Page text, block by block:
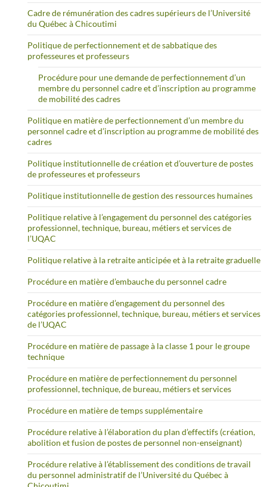
Cadre de rémunération des cadres supérieurs de l’Université
du Québec à Chicoutimi
Politique de perfectionnement et de sabbatique des
professeures et professeurs
Procédure pour une demande de perfectionnement d’un
membre du personnel cadre et d’inscription au programme
de mobilité des cadres
Politique en matière de perfectionnement d’un membre du
personnel cadre et d’inscription au programme de mobilité des
cadres
Politique institutionnelle de création et d’ouverture de postes
de professeures et professeurs
Politique institutionnelle de gestion des ressources humaines
Politique relative à l’engagement du personnel des catégories
professionnel, technique, bureau, métiers et services de
l’UQAC
Politique relative à la retraite anticipée et à la retraite graduelle
Procédure en matière d’embauche du personnel cadre
Procédure en matière d’engagement du personnel des
catégories professionnel, technique, bureau, métiers et services
de l’UQAC
Procédure en matière de passage à la classe 1 pour le groupe
technique
Procédure en matière de perfectionnement du personnel
professionnel, technique, de bureau, métiers et services
Procédure en matière de temps supplémentaire
Procédure relative à l’élaboration du plan d’effectifs (création,
abolition et fusion de postes de personnel non-enseignant)
Procédure relative à l’établissement des conditions de travail
du personnel administratif de l’Université du Québec à